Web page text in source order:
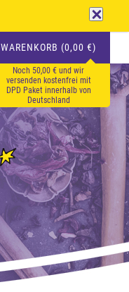
WARENKORB (0,00 €)
Noch 50,00 € und wir
versenden kostenfrei mit
DPD Paket innerhalb von
Deutschland